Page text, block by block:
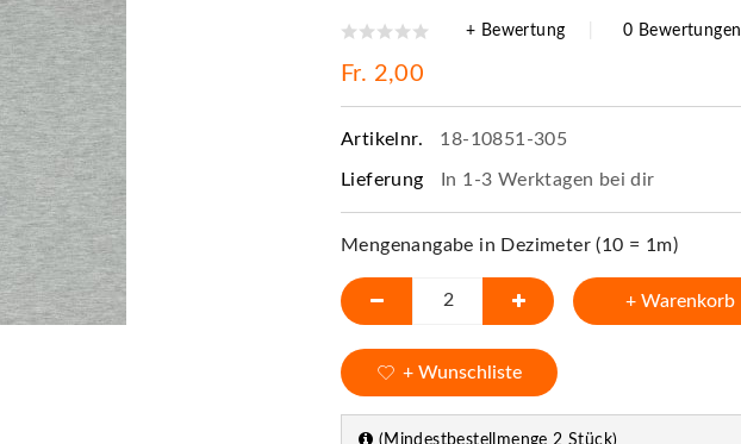
+ Bewertung 0 Bewertungen
Fr. 2,00
Artikelnr. 18-10851-305
Lieferung In 1-3 Werktagen bei dir
Mengenangabe in Dezimeter (10 = 1m)
+ Warenkorb
+ Wunschliste
(Mindestbestellmenge 2 Stück)